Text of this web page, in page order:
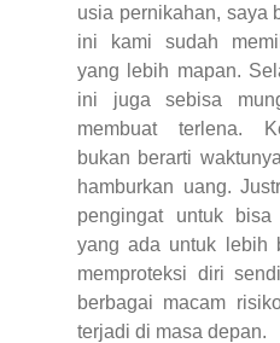
usia pernikahan, saya
ini kami sudah
yang lebih mapan.
ini juga sebisa
membuat terlena.
bukan berarti
hamburkan uang.
pengingat untuk bisa
yang ada untuk lebih
memproteksi diri
berbagai macam
terjadi di masa depan.